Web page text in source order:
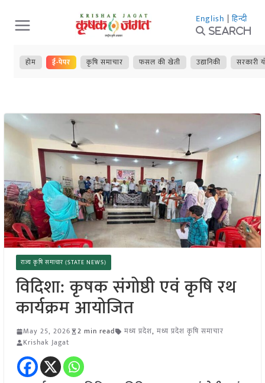
Skip
to
content
English | हिन्दी
Search
होम ई-पेपर कृषि समाचार फसल की खेती उद्यानिकी सरकारी
राज्य कृषि समाचार (STATE NEWS)
विदिशा: कृषक संगोष्ठी एवं कृषि रथ
कार्यक्रम आयोजित
May 25, 2026 2 min read मध्य प्रदेश, मध्य प्रदेश कृषि समाचार
Krishak Jagat